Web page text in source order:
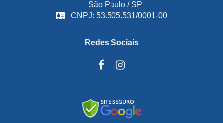
São Paulo / SP
CNPJ: 53.505.531/0001-00
Redes Sociais